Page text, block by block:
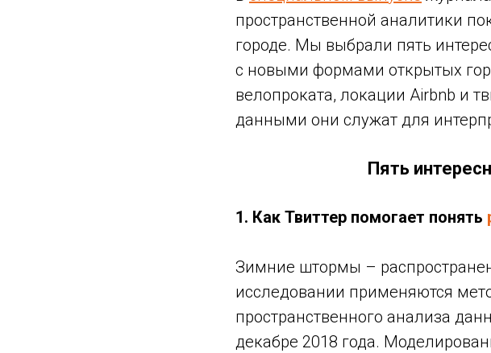
пространственной аналитики
городе. Мы выбрали пять
с новыми формами открытых
велопроката, локации Airbnb и
данными они служат для
Пять
1. Как Твиттер помогает понять
Зимние штормы –
исследовании применяются
пространственного анализа
декабре 2018 года.